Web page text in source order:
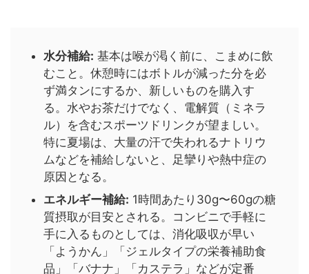
水分補給: 基本は喉が渇く前に、こまめに飲
むこと。休憩時にはボトルが減った分を必
ず満タンにするか、新しいものを購入す
る。水やお茶だけでなく、電解質（ミネラ
ル）を含むスポーツドリンクが望ましい。
特に夏場は、大量の汗で失われるナトリウ
ムなどを補給しないと、足攣りや熱中症の
原因となる。
エネルギー補給: 1時間あたり30g〜60gの糖
質摂取が目安とされる。コンビニで手軽に
手に入るものとしては、消化吸収が早い
「ようかん」「ジェルタイプの栄養補助食
品」「バナナ」「カステラ」などが定番